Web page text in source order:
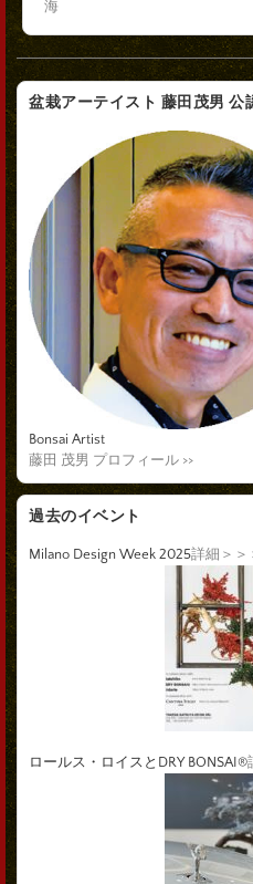
海
盆栽アーテイスト 藤田茂男 公
Bonsai Artist
藤田 茂男 プロフィール >>
過去のイベント
Milano Design Week 2025詳細＞＞
ロールス・ロイスとDRY BONSAI®